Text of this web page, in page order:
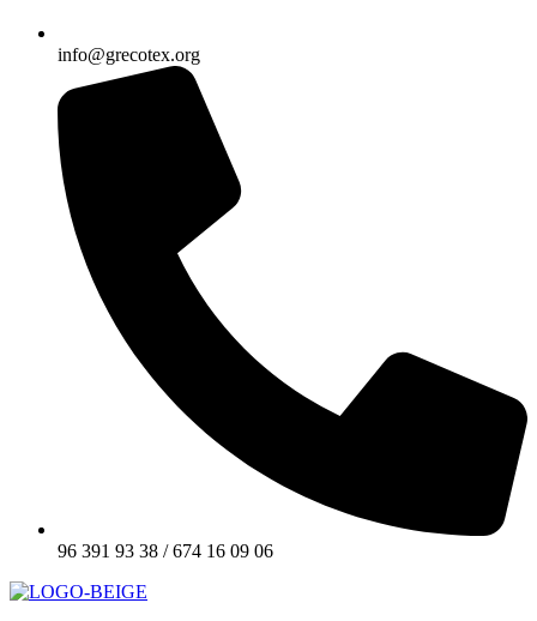
info@grecotex.org
96 391 93 38 / 674 16 09 06